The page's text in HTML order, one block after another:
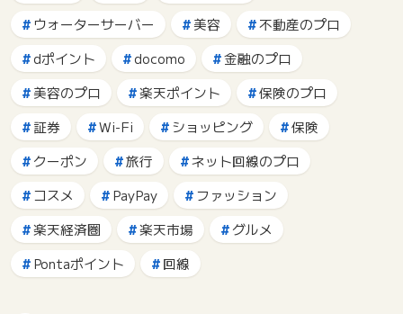
ウォーターサーバー
美容
不動産のプロ
dポイント
docomo
金融のプロ
美容のプロ
楽天ポイント
保険のプロ
証券
Wi-Fi ショッピング
保険
クーポン
旅行
ネット回線のプロ
コスメ
PayPay
ファッション
楽天経済圏
楽天市場
グルメ
Pontaポイント
回線